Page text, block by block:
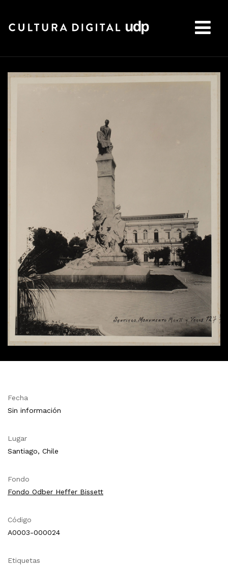
Fecha
Sin información
Lugar
Santiago, Chile
Fondo
Fondo Odber Heffer Bissett
Código
A0003-000024
Etiquetas